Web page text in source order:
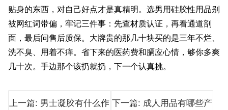
贴身的东西，对自己好点才是真精明。选男用硅胶性用品别
被网红词带偏，牢记三件事：先查材质认证，再看通道剖
面，最后问售后质保。大牌贵的那几十块买的是三年不烂、
洗不臭、用着不痒。省下来的医药费和膈应心情，够你多爽
几十次。手边那个该扔就扔，下一个认真挑。
上一篇: 男士凝胶有什么作
下一篇: 成人用品有哪些产